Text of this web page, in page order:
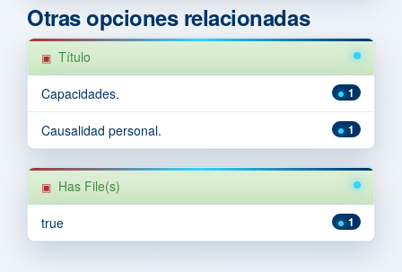
Otras opciones relacionadas
Título
1
Capacidades.
1
Causalidad personal.
Has File(s)
1
true